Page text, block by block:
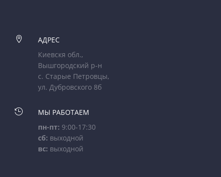

АДРЕС
Киевскя обл.,
Вышгородский р-н
с. Старые Петровцы,
ул. Дубровского 8б

МЫ РАБОТАЕМ
пн-пт: 9:00-17:30
сб: выходной
вс: выходной